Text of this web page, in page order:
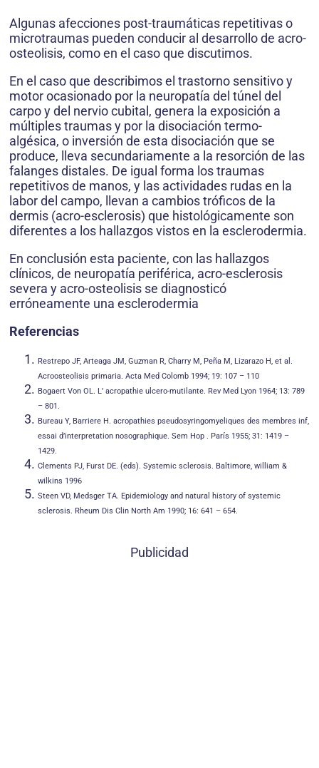
Algunas afecciones post-traumáticas repetitivas o
microtraumas pueden conducir al desarrollo de acro-
osteolisis, como en el caso que discutimos.
En el caso que describimos el trastorno sensitivo y
motor ocasionado por la neuropatía del túnel del
carpo y del nervio cubital, genera la exposición a
múltiples traumas y por la disociación termo-
algésica, o inversión de esta disociación que se
produce, lleva secundariamente a la resorción de las
falanges distales. De igual forma los traumas
repetitivos de manos, y las actividades rudas en la
labor del campo, llevan a cambios tróficos de la
dermis (acro-esclerosis) que histológicamente son
diferentes a los hallazgos vistos en la esclerodermia.
En conclusión esta paciente, con las hallazgos
clínicos, de neuropatía periférica, acro-esclerosis
severa y acro-osteolisis se diagnosticó
erróneamente una esclerodermia
Referencias
Restrepo JF, Arteaga JM, Guzman R, Charry M, Peña M, Lizarazo H, et al.
Acroosteolisis primaria. Acta Med Colomb 1994; 19: 107 – 110
Bogaert Von OL. L’ acropathie ulcero-mutilante. Rev Med Lyon 1964; 13: 789
– 801.
Bureau Y, Barriere H. acropathies pseudosyringomyeliques des membres inf,
essai d’interpretation nosographique. Sem Hop . París 1955; 31: 1419 –
1429.
Clements PJ, Furst DE. (eds). Systemic sclerosis. Baltimore, william &
wilkins 1996
Steen VD, Medsger TA. Epidemiology and natural history of systemic
sclerosis. Rheum Dis Clin North Am 1990; 16: 641 – 654.
Publicidad